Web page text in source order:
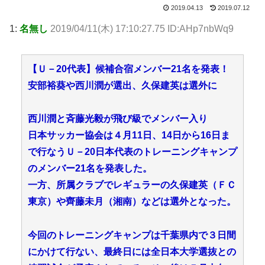
2019.04.13 2019.07.12
1: 名無し 2019/04/11(木) 17:10:27.75 ID:AHp7nbWq9
【Ｕ－20代表】候補合宿メンバー21名を発表！
安部裕葵や西川潤が選出、久保建英は選外に
西川潤と斉藤光毅が飛び級でメンバー入り
日本サッカー協会は４月11日、14日から16日ま
で行なうＵ－20日本代表のトレーニングキャンプ
のメンバー21名を発表した。
一方、所属クラブでレギュラーの久保建英（ＦＣ
東京）や齊藤未月（湘南）などは選外となった。
今回のトレーニングキャンプは千葉県内で３日間
にかけて行ない、最終日には全日本大学選抜との